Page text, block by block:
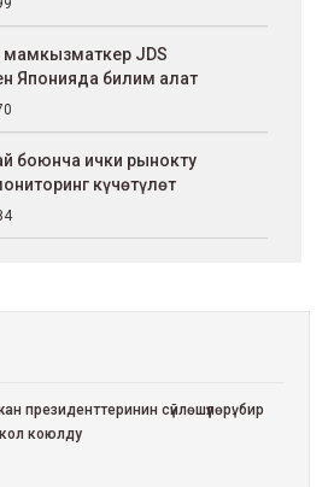
JDS
Японияда билим алат
боюнча ички рынокту
күчөтүлөт
президенттеринин сүйлөшүүлөрү: бир
коюлду